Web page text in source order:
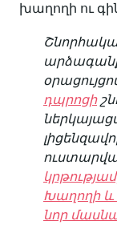
խաղողի ու
դպրոցի
Խաղողի և
նոր